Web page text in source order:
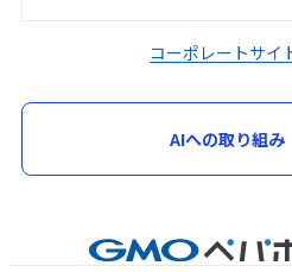
コーポレートサイ
AIへの取り組み